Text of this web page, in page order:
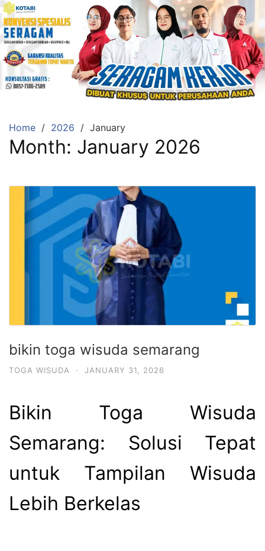
Home 2026 January
Month: January 2026
bikin toga wisuda semarang
TOGA WISUDA · JANUARY 31, 2026
Bikin Toga Wisuda
Semarang: Solusi Tepat
untuk Tampilan Wisuda
Lebih Berkelas